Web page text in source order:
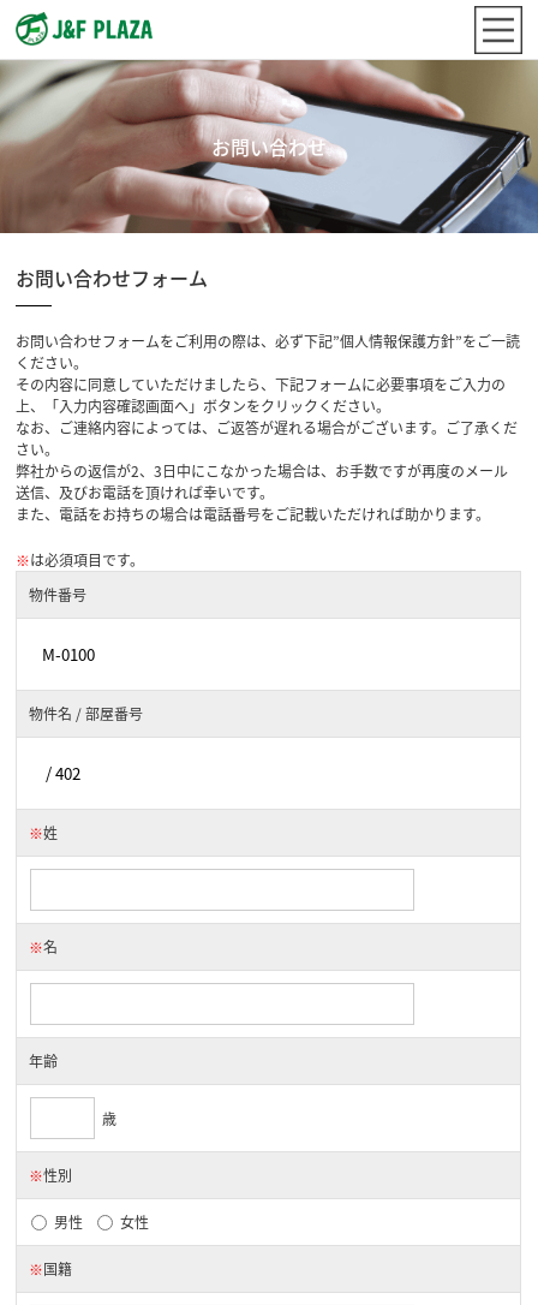
お問い合わせ
お問い合わせフォーム
お問い合わせフォームをご利用の際は、必ず下記”個人情報保護方針”をご一読
ください。
その内容に同意していただけましたら、下記フォームに必要事項をご入力の
上、「入力内容確認画面へ」ボタンをクリックください。
なお、ご連絡内容によっては、ご返答が遅れる場合がございます。ご了承くだ
さい。
弊社からの返信が2、3日中にこなかった場合は、お手数ですが再度のメール
送信、及びお電話を頂ければ幸いです。
また、電話をお持ちの場合は電話番号をご記載いただければ助かります。
※は必須項目です。
物件番号
物件名 / 部屋番号
※姓
※名
年齢
歳
※性別
男性 女性
※国籍